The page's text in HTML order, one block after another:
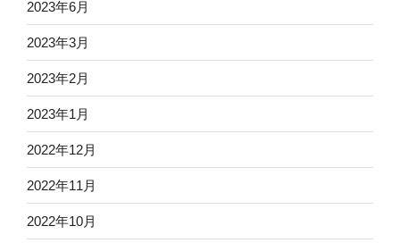
2023年6月
2023年3月
2023年2月
2023年1月
2022年12月
2022年11月
2022年10月